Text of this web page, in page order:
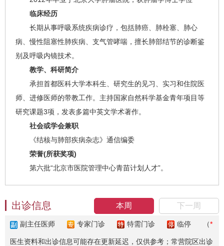
临床经历
长期从事呼吸系统疾病诊疗，包括肺癌、肺栓塞、肺心
病、慢性阻塞性肺疾病、支气管哮喘，擅长肺部结节的诊断鉴
别及呼吸内镜技术。
教学、科研简介
承担首都医科大学本科生、研究生的见习、实习和住院医
师、进修医师的带教工作。主持国家自然科学基金青年项目等
研究课题3项，发表多篇中英文学术著作。
社会或学会兼职
《结核与肺部疾病杂志》通信编委
荣誉(所获奖项)
第六批“北京市医院管理中心青苗计划人才”。
本周 下一周
出诊信息
副主任医师 专家门诊 特需门诊 临停 （*
医生资料和出诊信息可能存在更新延迟，仅供参考；常营院区出诊